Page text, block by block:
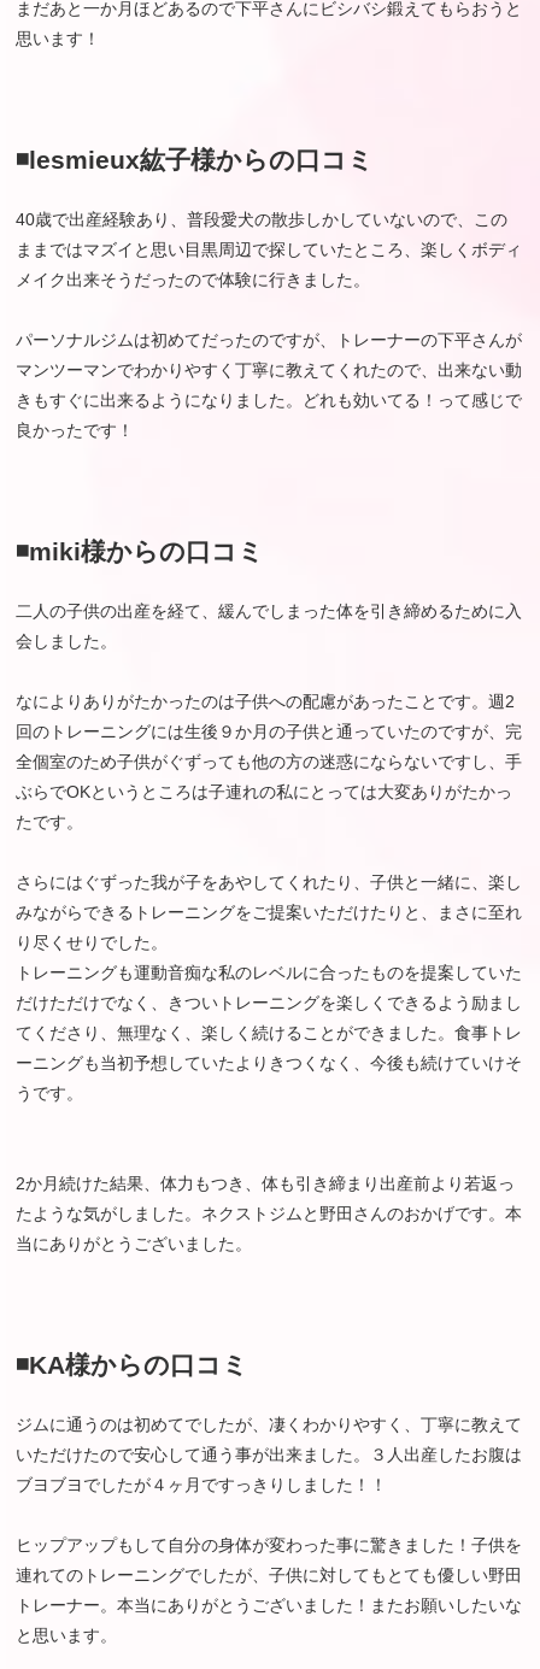
まだあと一か月ほどあるので下平さんにビシバシ鍛えてもらおうと
思います！
◾️lesmieux紘子様からの口コミ
40歳で出産経験あり、普段愛犬の散歩しかしていないので、この
ままではマズイと思い目黒周辺で探していたところ、楽しくボディ
メイク出来そうだったので体験に行きました。
パーソナルジムは初めてだったのですが、トレーナーの下平さんが
マンツーマンでわかりやすく丁寧に教えてくれたので、出来ない動
きもすぐに出来るようになりました。どれも効いてる！って感じで
良かったです！
◾️miki様からの口コミ
二人の子供の出産を経て、緩んでしまった体を引き締めるために入
会しました。
なによりありがたかったのは子供への配慮があったことです。週2
回のトレーニングには生後９か月の子供と通っていたのですが、完
全個室のため子供がぐずっても他の方の迷惑にならないですし、手
ぶらでOKというところは子連れの私にとっては大変ありがたかっ
たです。
さらにはぐずった我が子をあやしてくれたり、子供と一緒に、楽し
みながらできるトレーニングをご提案いただけたりと、まさに至れ
り尽くせりでした。
トレーニングも運動音痴な私のレベルに合ったものを提案していた
だけただけでなく、きついトレーニングを楽しくできるよう励まし
てくださり、無理なく、楽しく続けることができました。食事トレ
ーニングも当初予想していたよりきつくなく、今後も続けていけそ
うです。
2か月続けた結果、体力もつき、体も引き締まり出産前より若返っ
たような気がしました。ネクストジムと野田さんのおかげです。本
当にありがとうございました。
◾️KA様からの口コミ
ジムに通うのは初めてでしたが、凄くわかりやすく、丁寧に教えて
いただけたので安心して通う事が出来ました。３人出産したお腹は
ブヨブヨでしたが４ヶ月ですっきりしました！！
ヒップアップもして自分の身体が変わった事に驚きました！子供を
連れてのトレーニングでしたが、子供に対してもとても優しい野田
トレーナー。本当にありがとうございました！またお願いしたいな
と思います。